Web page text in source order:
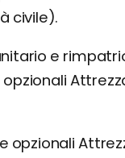
civile).
e
opzionali